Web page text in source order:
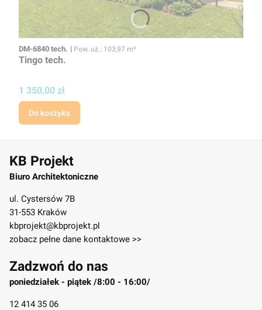
Kod
DM-6840 tech. Powierzchnia użytkowa
Pow. uż.: 103,97 m²
Tingo tech.
Cena projektu
1 350,00 zł
Do koszyka
KB Projekt
Biuro Architektoniczne
ul. Cystersów 7B
31-553 Kraków
kbprojekt@kbprojekt.pl
zobacz pełne dane kontaktowe >>
Zadzwoń do nas
poniedziałek - piątek /8:00 - 16:00/
12 414 35 06